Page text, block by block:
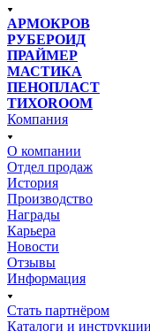
АРМОКРОВ
РУБЕРОИД
ПРАЙМЕР
МАСТИКА
ПЕНОПЛАСТ
ТИХОROOM
Компания
О компании
Отдел продаж
История
Производство
Награды
Карьера
Новости
Отзывы
Информация
Стать партнёром
Каталоги и инструкции